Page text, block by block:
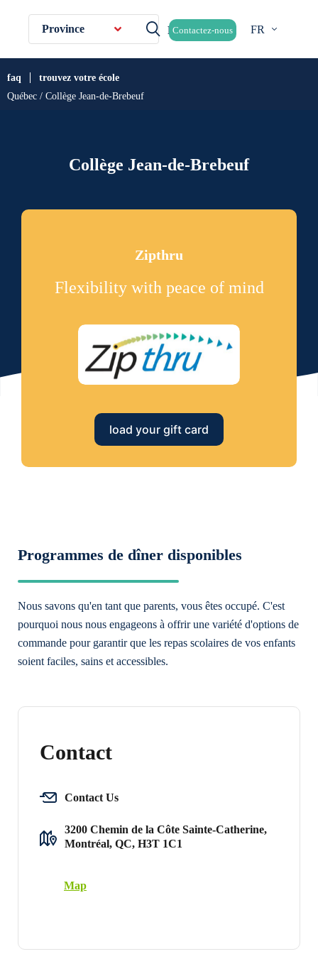
Province Contactez-nous FR
Québec / Collège Jean-de-Brebeuf
faq trouvez votre école
Collège Jean-de-Brebeuf
Zipthru
Flexibility with peace of mind
load your gift card
Programmes de dîner disponibles
Nous savons qu'en tant que parents, vous êtes occupé. C'est
pourquoi nous nous engageons à offrir une variété d'options de
commande pour garantir que les repas scolaires de vos enfants
soient faciles, sains et accessibles.
Contact
Contact Us
3200 Chemin de la Côte Sainte-Catherine,
Montréal, QC, H3T 1C1
Map